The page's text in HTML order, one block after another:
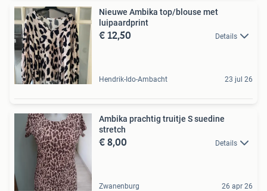
Nieuwe Ambika top/blouse met
luipaardprint
€ 12,50 Details
Hendrik-Ido-Ambacht 23 jul 26
Ambika prachtig truitje S suedine
stretch
€ 8,00 Details
Zwanenburg 26 apr 26